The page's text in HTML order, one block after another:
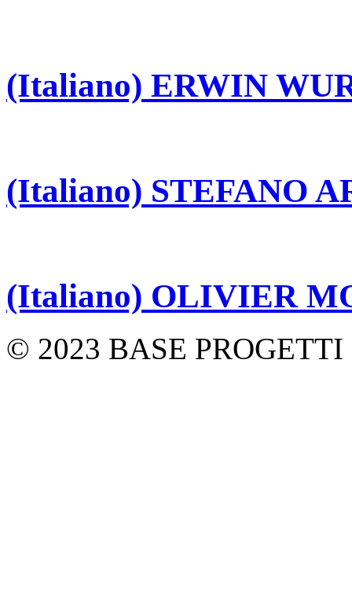
(Italiano) ERWIN
(Italiano) STEFANO
(Italiano) OLIVIER
© 2023 BASE